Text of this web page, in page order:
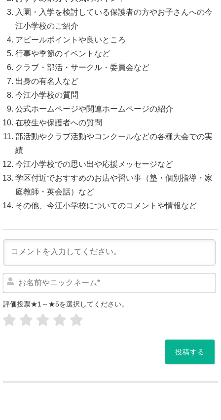
入園・入学を検討している保護者の方やお子さんへの今
江小学校のご紹介
アピールポイントや良いところ
行事や季節のイベントなど
クラブ・部活・サークル・委員会など
出身の有名人など
今江小学校の質問
公式ホームページや関連ホームページの紹介
在校生や保護者への質問
部活動やクラブ活動やコンクールなどの各種大会での実
績
今江小学校での思い出や応援メッセージなど
学区付近でおすすめのお店や習い事（塾・個別指導・家
庭教師・英会話）など
その他、今江小学校についてのコメントや情報など
評価投票★1～★5を選択してください。